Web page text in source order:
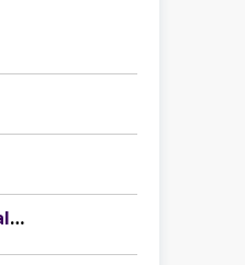
Lowongan Kerja PT Injoy Boga Indonesia (Distributor Es Krim Aice Palembang)